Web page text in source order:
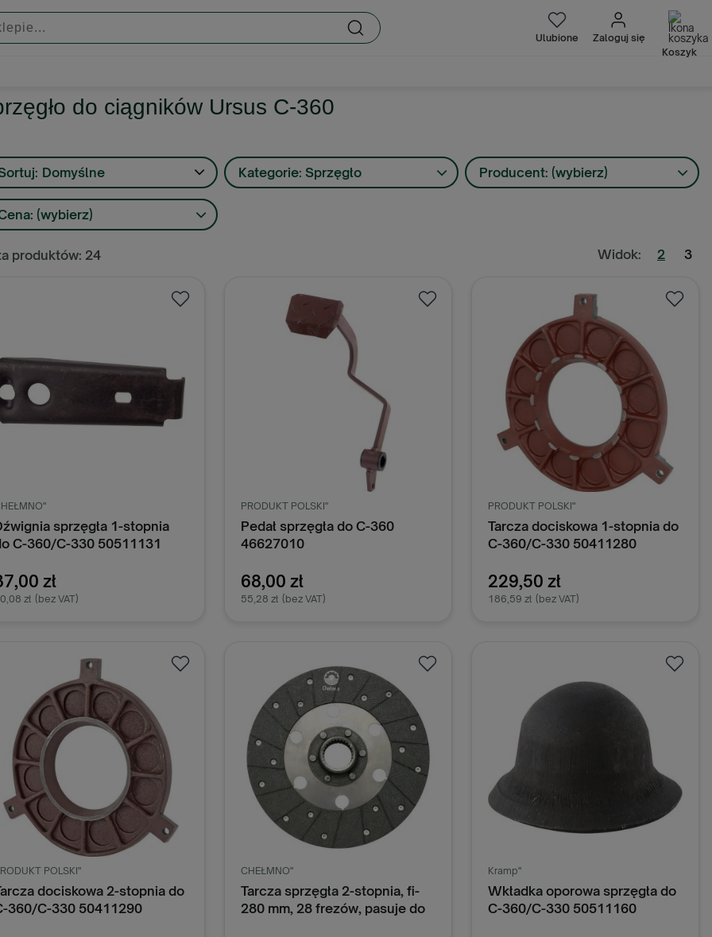
Ulubione
Zaloguj się
Koszyk
do ciągników Ursus C-360
Domyślne Kategorie: Sprzęgło Producent: (wybierz)
(wybierz)
produktów: 24 Widok: 2 3
sprzęgła 1-stopnia
C-360/C-330 50511131
zł
zł (bez VAT)
PRODUKT POLSKI"
Pedał sprzęgła do C-360
46627010
68,00 zł
55,28 zł (bez VAT)
PRODUKT POLSKI"
Tarcza dociskowa 1-stopnia do
C-360/C-330 50411280
229,50 zł
186,59 zł (bez VAT)
POLSKI"
dociskowa 2-stopnia do
360/C-330 50411290
CHEŁMNO"
Tarcza sprzęgła 2-stopnia, fi-
280 mm, 28 frezów, pasuje do
Kramp"
Wkładka oporowa sprzęgła do
C-360/C-330 50511160